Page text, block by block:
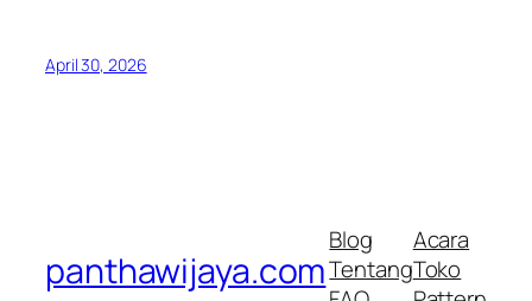
April 30, 2026
panthawijaya.com
Blog
Tentang
Acara
Toko